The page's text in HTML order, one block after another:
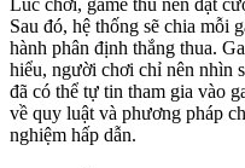
Sau đó, hệ thống sẽ chia mỗi
hành phân định thắng thua.
hiểu, người chơi chỉ nên nhìn
đã có thể tự tin tham gia vào
về quy luật và phương pháp
nghiệm hấp dẫn.